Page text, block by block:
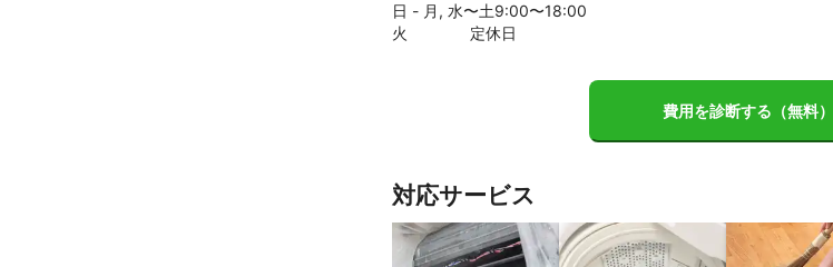
日 - 月, 水〜土9:00〜18:00
火
定休日
費用を診断する（無料）
対応サービス